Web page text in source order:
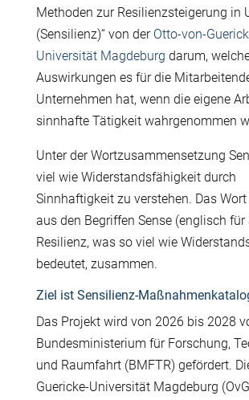
Methoden zur Resilienzsteigerung in
(Sensilienz)“ von der Otto-von-
Universität Magdeburg darum,
Auswirkungen es für die
Unternehmen hat, wenn die eigene
sinnhafte Tätigkeit wahrgenommen
Unter der Wortzusammensetzung
viel wie Widerstandsfähigkeit durch
Sinnhaftigkeit zu verstehen. Das
aus den Begriffen Sense (englisch für
Resilienz, was so viel wie
bedeutet, zusammen.
Ziel ist Sensilienz-
Das Projekt wird von 2026 bis 2028
Bundesministerium für Forschung,
und Raumfahrt (BMFTR) gefördert.
Guericke-Universität Magdeburg